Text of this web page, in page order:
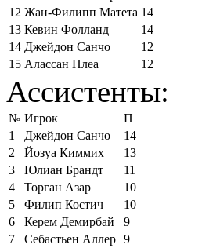
12 Жан-Филипп Матета 14
13 Кевин Фолланд
14
14 Джейдон Санчо
12
15 Алассан Плеа 12
Ассистенты:
№ Игрок
П
1
Джейдон Санчо
14
2
Йозуа Киммих
13
3
Юлиан Брандт
11
4
Торган Азар
10
5
Филип Костич
10
6
Керем Демирбай
9
7
Себастьен Аллер 9